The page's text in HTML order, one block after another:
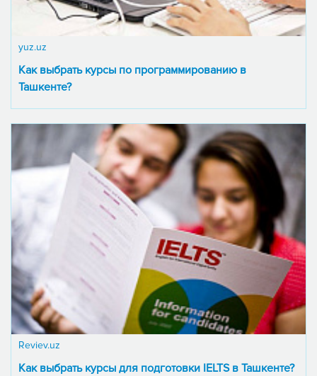
yuz.uz
Как выбрать курсы по программированию в
Ташкенте?
Reviev.uz
Как выбрать курсы для подготовки IELTS в Ташкенте?